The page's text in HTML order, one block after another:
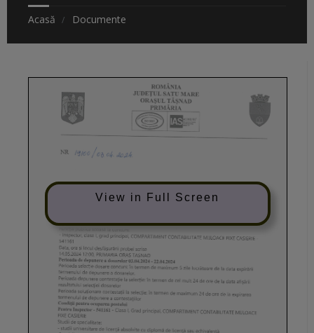
Acasă Documente
View in Full Screen